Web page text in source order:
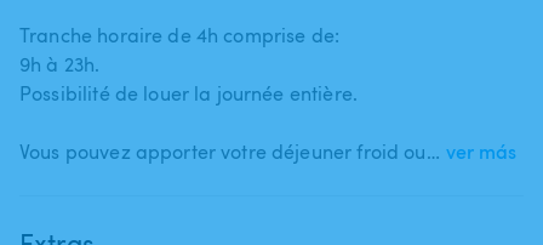
Tranche horaire de 4h comprise de:
9h à 23h.
Possibilité de louer la journée entière.
Vous pouvez apporter votre déjeuner froid ou… ver más